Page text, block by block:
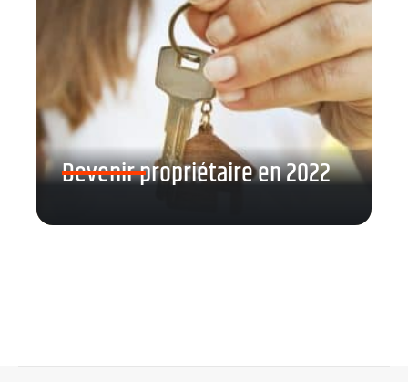
Devenir propriétaire en 2022